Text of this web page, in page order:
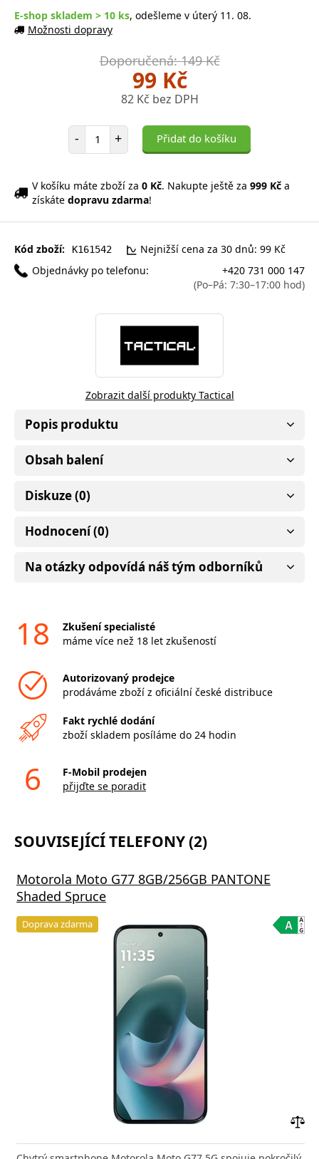
E-shop skladem > 10 ks, odešleme v úterý 11. 08.
Možnosti dopravy
Doporučená: 149 Kč
99 Kč
82 Kč bez DPH
- Počet položek
+ Přidat do košíku
V košíku máte zboží za 0 Kč. Nakupte ještě za 999 Kč a
získáte dopravu zdarma!
Kód zboží: K161542
Nejnižší cena za 30 dnů: 99 Kč
Objednávky po telefonu:
+420 731 000 147
(Po–Pá: 7:30–17:00 hod)
Zobrazit další produkty Tactical
Popis produktu
Obsah balení
Diskuze (0)
Hodnocení (0)
Na otázky odpovídá náš tým odborníků
18
Zkušení specialisté
máme více než 18 let zkušeností
Autorizovaný prodejce
prodáváme zboží z oficiální české distribuce
Fakt rychlé dodání
zboží skladem posíláme do 24 hodin
6
F-Mobil prodejen
přijďte se poradit
SOUVISEJÍCÍ TELEFONY (2)
Motorola Moto G77 8GB/256GB PANTONE
Shaded Spruce
Doprava zdarma